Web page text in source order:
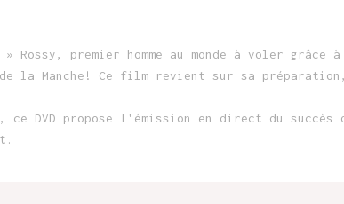
» Rossy, premier homme au monde à voler
la Manche! Ce film revient sur sa
ce DVD propose l'émission en direct du